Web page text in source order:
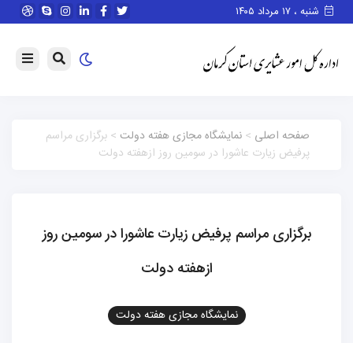
شنبه ، ۱۷ مرداد ۱۴۰۵
صفحه اصلی > نمایشگاه مجازی هفته دولت > برگزاری مراسم
پرفیض زیارت عاشورا در سومین روز ازهفته دولت
برگزاری مراسم پرفیض زیارت عاشورا در سومین روز
ازهفته دولت
نمایشگاه مجازی هفته دولت